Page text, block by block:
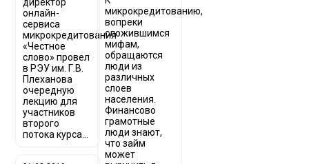
онлайн-
сервиса
микрокредитования
«Честное
слово» провел
в РЭУ им. Г.В.
Плеханова
очередную
лекцию для
участников
второго
потока курса...
микрокредитованию,
вопреки
сложившимся
мифам,
обращаются
люди из
различных
слоев
населения.
Финансово
грамотные
люди знают,
что займ
может